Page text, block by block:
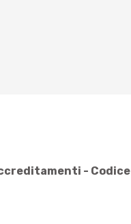
- Codice